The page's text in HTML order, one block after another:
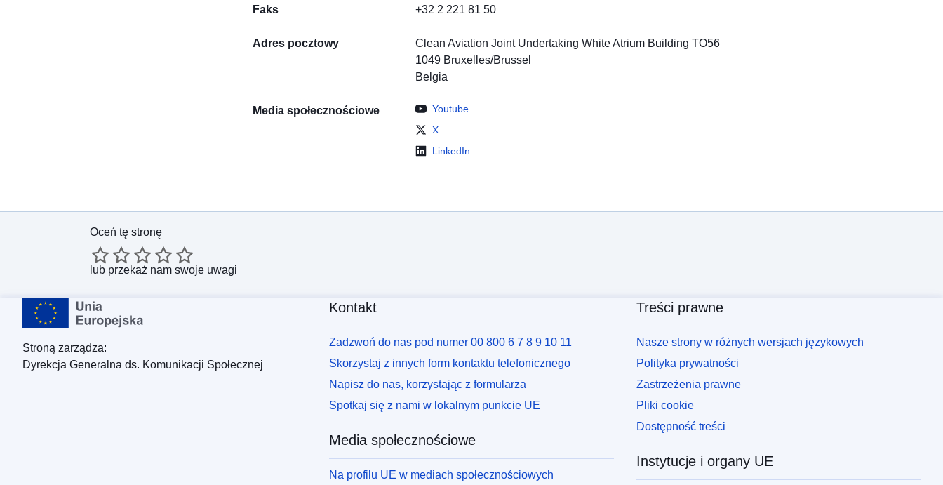
Faks +32 2 221 81 50
Adres pocztowy Clean Aviation Joint Undertaking White Atrium Building TO56
1049 Bruxelles/Brussel
Belgia
Media społecznościowe
Youtube
X
LinkedIn
Oceń tę stronę
lub przekaż nam swoje uwagi
Stroną zarządza:
Dyrekcja Generalna ds. Komunikacji Społecznej
Kontakt
Zadzwoń do nas pod numer 00 800 6 7 8 9 10 11
Skorzystaj z innych form kontaktu telefonicznego
Napisz do nas, korzystając z formularza
Spotkaj się z nami w lokalnym punkcie UE
Media społecznościowe
Na profilu UE w mediach społecznościowych
Treści prawne
Nasze strony w różnych wersjach językowych
Polityka prywatności
Zastrzeżenia prawne
Pliki cookie
Dostępność treści
Instytucje i organy UE